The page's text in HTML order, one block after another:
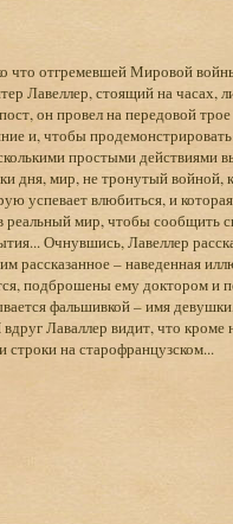
что отгремевшей Мировой
Лавеллер, стоящий на часах,
пост, он провел на передовой
и, чтобы
простыми
дня, мир, не тронутый
успевает влюбиться, и
реальный мир, чтобы сообщить
Очнувшись, Лавеллер
рассказанное – наведенная
подброшены ему доктором и
фальшивкой – имя
Лаваллер видит, что кроме
строки на старофранцузском...